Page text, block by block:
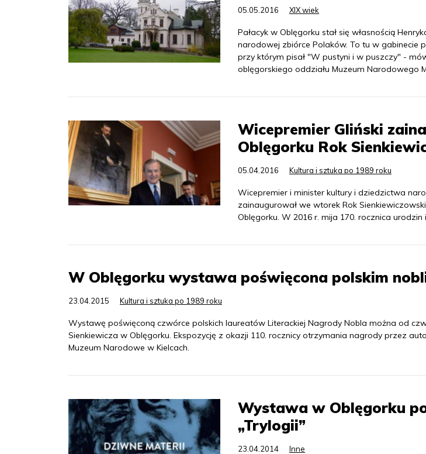
05.05.2016 XIX wiek
Pałacyk w Oblęgorku stał się własnością
narodowej zbiórce Polaków. To tu w gabinecie
przy którym pisał "W pustyni i w puszczy" -
oblęgorskiego oddziału Muzeum Narodowego
Wicepremier Gliński
Oblęgorku Rok
05.04.2016 Kultura i sztuka po 1989 roku
Wicepremier i minister kultury i dziedzictwa
zainaugurował we wtorek Rok
Oblęgorku. W 2016 r. mija 170. rocznica urodzin
W Oblęgorku wystawa poświęcona polskim
23.04.2015 Kultura i sztuka po 1989 roku
Wystawę poświęconą czwórce polskich laureatów Literackiej Nagrody Nobla można od
Sienkiewicza w Oblęgorku. Ekspozycję z okazji 110. rocznicy otrzymania nagrody przez
Muzeum Narodowe w Kielcach.
Wystawa w Oblęgorku
„Trylogii”
23.04.2014 Inne